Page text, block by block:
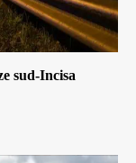
sud-Incisa